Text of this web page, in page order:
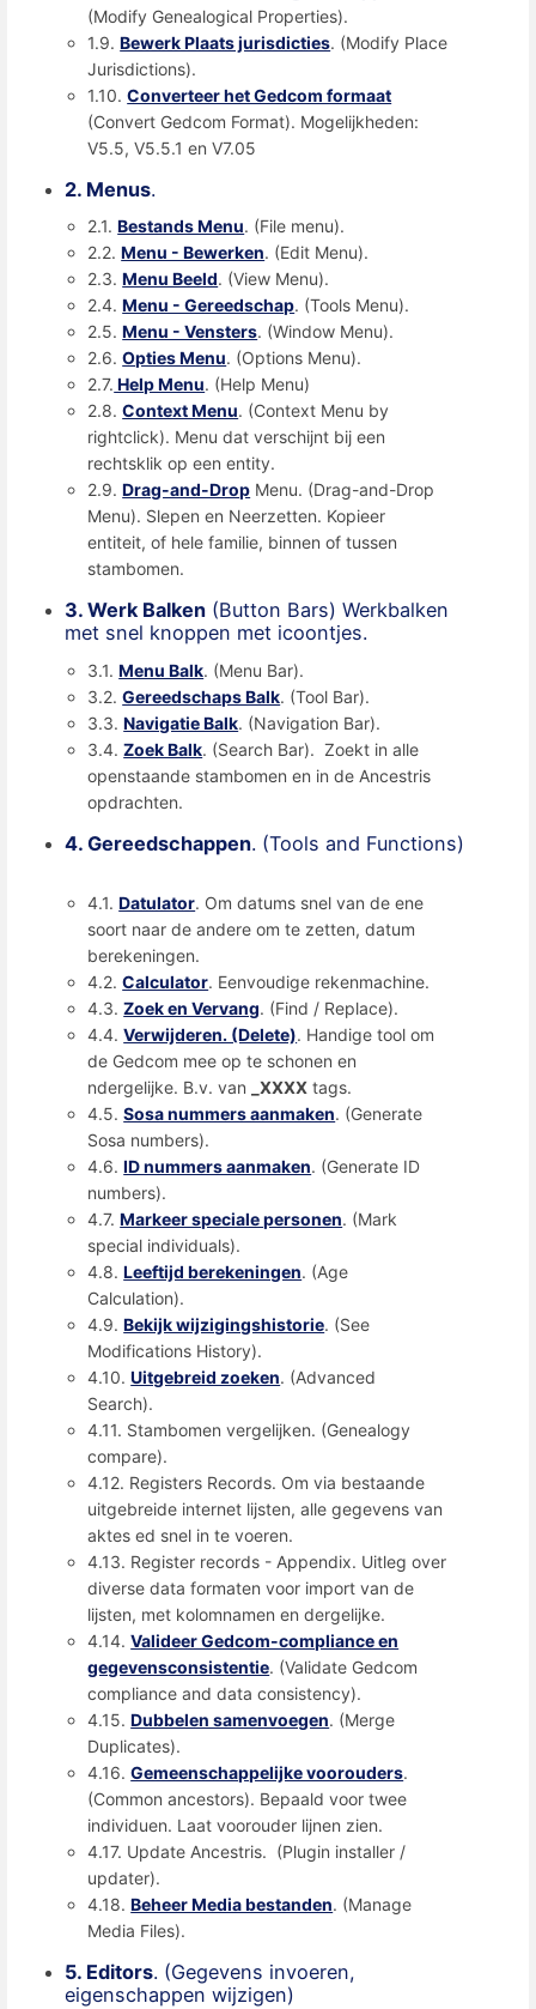
(Modify Genealogical Properties).
1.9.Bewerk Plaats jurisdicties. (Modify Place
Jurisdictions).
1.10.Converteer het Gedcom formaat
(Convert Gedcom Format). Mogelijkheden:
V5.5, V5.5.1 en V7.05
2. Menus.
2.1.Bestands Menu. (File menu).
2.2.Menu - Bewerken. (Edit Menu).
2.3.Menu Beeld. (View Menu).
2.4.Menu - Gereedschap. (Tools Menu).
2.5.Menu - Vensters. (Window Menu).
2.6.Opties Menu. (Options Menu).
2.7. Help Menu. (Help Menu)
2.8.Context Menu. (Context Menu by
rightclick). Menu dat verschijnt bij een
rechtsklik op een entity.
2.9.Drag-and-Drop Menu. (Drag-and-Drop
Menu). Slepen en Neerzetten. Kopieer
entiteit, of hele familie, binnen of tussen
stambomen.
3. Werk Balken (Button Bars) Werkbalken
met snel knoppen met icoontjes.
3.1.Menu Balk. (Menu Bar).
3.2.Gereedschaps Balk. (Tool Bar).
3.3.Navigatie Balk. (Navigation Bar).
3.4.Zoek Balk. (Search Bar). Zoekt in alle
openstaande stambomen en in de Ancestris
opdrachten.
4. Gereedschappen. (Tools and Functions)
4.1.Datulator. Om datums snel van de ene
soort naar de andere om te zetten, datum
berekeningen.
4.2.Calculator. Eenvoudige rekenmachine.
4.3.Zoek en Vervang. (Find / Replace).
4.4.Verwijderen. (Delete). Handige tool om
de Gedcom mee op te schonen en
ndergelijke. B.v. van
_XXXX tags.
4.5.Sosa nummers aanmaken. (Generate
Sosa numbers).
4.6.ID nummers aanmaken. (Generate ID
numbers).
4.7.Markeer speciale personen. (Mark
special individuals).
4.8.Leeftijd berekeningen. (Age
Calculation).
4.9.Bekijk wijzigingshistorie. (See
Modifications History).
4.10.Uitgebreid zoeken. (Advanced
Search).
4.11. Stambomen vergelijken. (Genealogy
compare).
4.12. Registers Records. Om via bestaande
uitgebreide internet lijsten, alle gegevens van
aktes ed snel in te voeren.
4.13. Register records - Appendix. Uitleg over
diverse data formaten voor import van de
lijsten, met kolomnamen en dergelijke.
4.14.Valideer Gedcom-compliance en
gegevensconsistentie. (Validate Gedcom
compliance and data consistency).
4.15.Dubbelen samenvoegen. (Merge
Duplicates).
4.16.Gemeenschappelijke voorouders.
(Common ancestors). Bepaald voor twee
individuen. Laat voorouder lijnen zien.
4.17. Update Ancestris. (Plugin installer /
updater).
4.18.Beheer Media bestanden. (Manage
Media Files).
5. Editors. (Gegevens invoeren,
eigenschappen wijzigen)